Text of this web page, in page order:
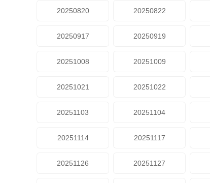
20250820 20250822
20250917 20250919
20251008 20251009
20251021 20251022
20251103 20251104
20251114 20251117
20251126 20251127